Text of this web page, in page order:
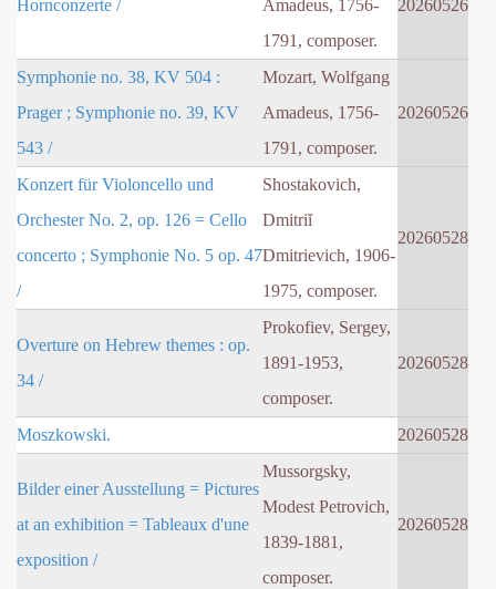
Hornconzerte /
Amadeus, 1756-
1791, composer.
20260526
Symphonie no. 38, KV 504 :
Prager ; Symphonie no. 39, KV
543 /
Mozart, Wolfgang
Amadeus, 1756-
1791, composer.
20260526
Konzert für Violoncello und
Orchester No. 2, op. 126 = Cello
concerto ; Symphonie No. 5 op. 47
/
Shostakovich,
Dmitriĭ
Dmitrievich, 1906-
1975, composer.
20260528
Overture on Hebrew themes : op.
34 /
Prokofiev, Sergey,
1891-1953,
composer.
20260528
Moszkowski. 20260528
Bilder einer Ausstellung = Pictures
at an exhibition = Tableaux d'une
exposition /
Mussorgsky,
Modest Petrovich,
1839-1881,
composer.
20260528